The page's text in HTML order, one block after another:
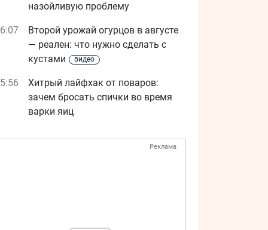
назойливую проблему
Второй урожай огурцов в августе
— реален: что нужно сделать с
кустами
видео
Хитрый лайфхак от поваров:
зачем бросать спички во время
варки яиц
Реклама